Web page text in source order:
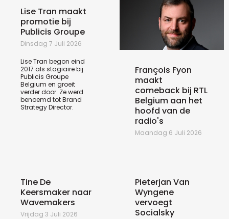
Lise Tran maakt
promotie bij
Publicis Groupe
Dinsdag 7 Juli 2026
Lise Tran begon eind
2017 als stagiaire bij
Publicis Groupe
Belgium en groeit
verder door. Ze werd
benoemd tot Brand
Strategy Director.
François Fyon
maakt
comeback bij RTL
Belgium aan het
hoofd van de
radio's
Maandag 6 Juli 2026
Tine De
Keersmaker naar
Wavemakers
Vrijdag 3 Juli 2026
Pieterjan Van
Wyngene
vervoegt
Socialsky